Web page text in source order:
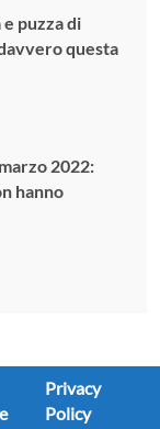
puzza di
questa
2022:
hanno
Privacy
Policy